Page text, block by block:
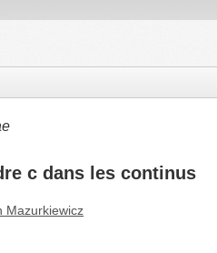
c dans les continus
Mazurkiewicz